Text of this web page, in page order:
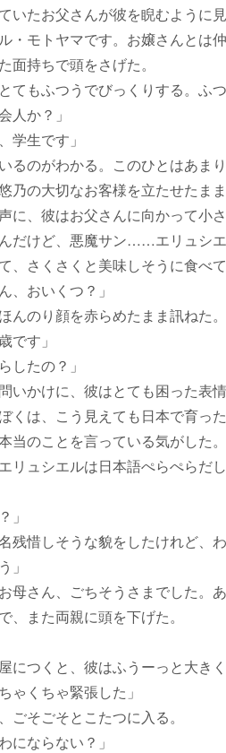
いたお父さんが彼を睨むように見
・モトヤマです。お嬢さんとは
面持ちで頭をさげた。
てもふつうでびっくりする。ふ
人か？」
学生です」
るのがわかる。このひとはあま
乃の大切なお客様を立たせたま
に、彼はお父さんに向かって小
だけど、悪魔サン……エリュシ
、さくさくと美味しそうに食べて
、おいくつ？」
んのり顔を赤らめたまま訊ねた。
です」
したの？」
いかけに、彼はとても困った表情
くは、こう見えても日本で育った
当のことを言っている気がした
リュシエルは日本語ぺらぺら
」
残惜しそうな貌をしたけれど、
」
母さん、ごちそうさまでした。
、また両親に頭を下げた。
につくと、彼はふうーっと大きく
ゃくちゃ緊張した」
ごそごそとこたつに入る。
にならない？」